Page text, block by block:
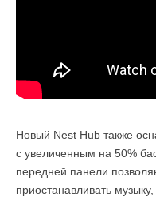
Новый Nest Hub также
с увеличенным на 50%
передней панели
приостанавливать